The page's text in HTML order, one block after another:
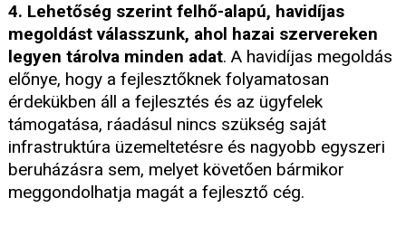
4. Lehetőség szerint felhő-alapú, havidíjas
megoldást válasszunk, ahol hazai szervereken
legyen tárolva minden adat. A havidíjas megoldás
előnye, hogy a fejlesztőknek folyamatosan
érdekükben áll a fejlesztés és az ügyfelek
támogatása, ráadásul nincs szükség saját
infrastruktúra üzemeltetésre és nagyobb egyszeri
beruházásra sem, melyet követően bármikor
meggondolhatja magát a fejlesztő cég.